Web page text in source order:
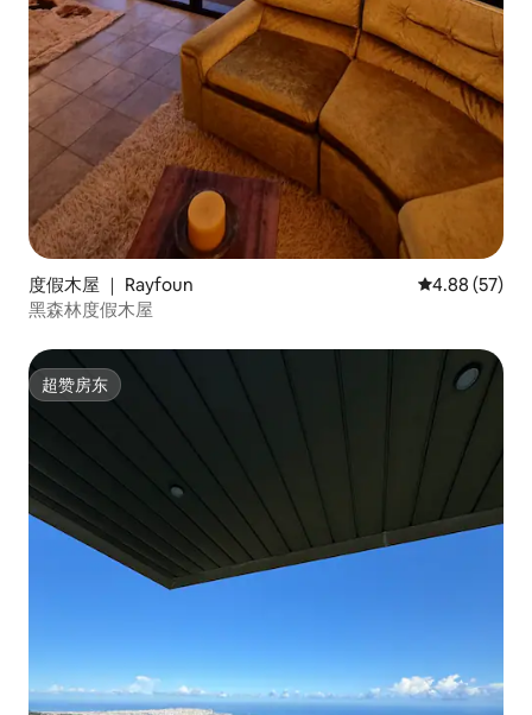
度假木屋 ｜ Rayfoun 平均评分
4.88 (57)
黑森林度假木屋
超赞房东
超赞房东